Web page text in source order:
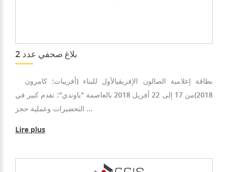
بلاغ صحفي عدد 2
2018)من 17 إلى 22 أفريل 2018 بالعاصمة "ياوندي": تقدم كبير في
التحضيرات وعملية حجز ...
Lire plus